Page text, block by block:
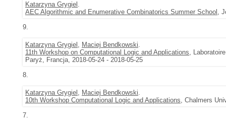
Katarzyna Grygiel .
AEC Algorithmic and Enumerative Combinatorics Summer School ,
9.
Katarzyna Grygiel , Maciej Bendkowski.
11th Workshop on Computational Logic and Applications,
Paryż, Francja, 2018-05-24 - 2018-05-25
8.
Katarzyna Grygiel , Maciej Bendkowski.
10th Workshop Computational Logic and Applications, Chalmers
7.